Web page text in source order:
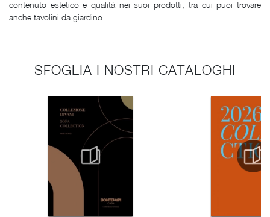
contenuto estetico e qualità nei suoi prodotti, tra cui puoi trovare
anche tavolini da giardino.
SFOGLIA I NOSTRI CATALOGHI